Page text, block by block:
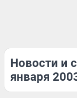
Новости и
января